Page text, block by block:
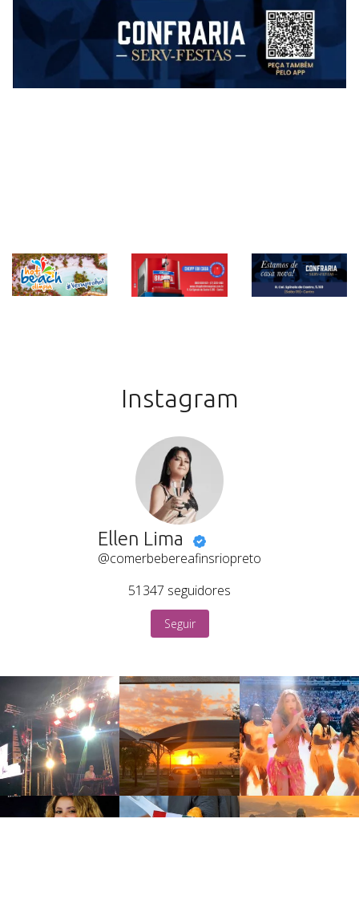
Instagram
Ellen Lima
@comerbebereafinsriopreto
51347 seguidores
Seguir